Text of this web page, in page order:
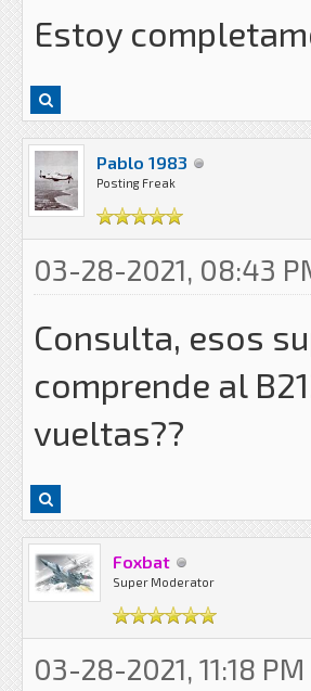
Estoy
Pablo 1983
Posting Freak
03-28-2021, 08:43
Consulta, esos
comprende al
vueltas??
Foxbat
Super Moderator
03-28-2021, 11:18 PM